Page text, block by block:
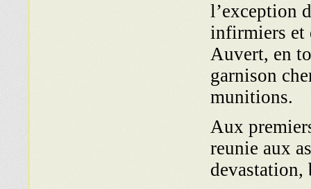
l’exception
infirmiers et
Auvert, en
garnison
munitions.
Aux
reunie aux